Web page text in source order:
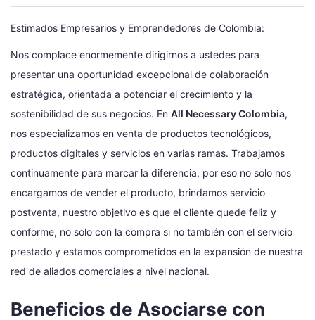
Estimados Empresarios y Emprendedores de Colombia:
Nos complace enormemente dirigirnos a ustedes para
presentar una oportunidad excepcional de colaboración
estratégica, orientada a potenciar el crecimiento y la
sostenibilidad de sus negocios. En All Necessary Colombia,
nos especializamos en venta de productos tecnológicos,
productos digitales y servicios en varias ramas. Trabajamos
continuamente para marcar la diferencia, por eso no solo nos
encargamos de vender el producto, brindamos servicio
postventa, nuestro objetivo es que el cliente quede feliz y
conforme, no solo con la compra si no también con el servicio
prestado y estamos comprometidos en la expansión de nuestra
red de aliados comerciales a nivel nacional.
Beneficios de Asociarse con